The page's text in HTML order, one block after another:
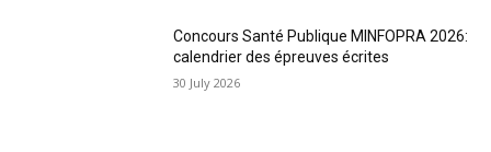
Concours Santé Publique MINFOPRA 2026:
calendrier des épreuves écrites
30 July 2026